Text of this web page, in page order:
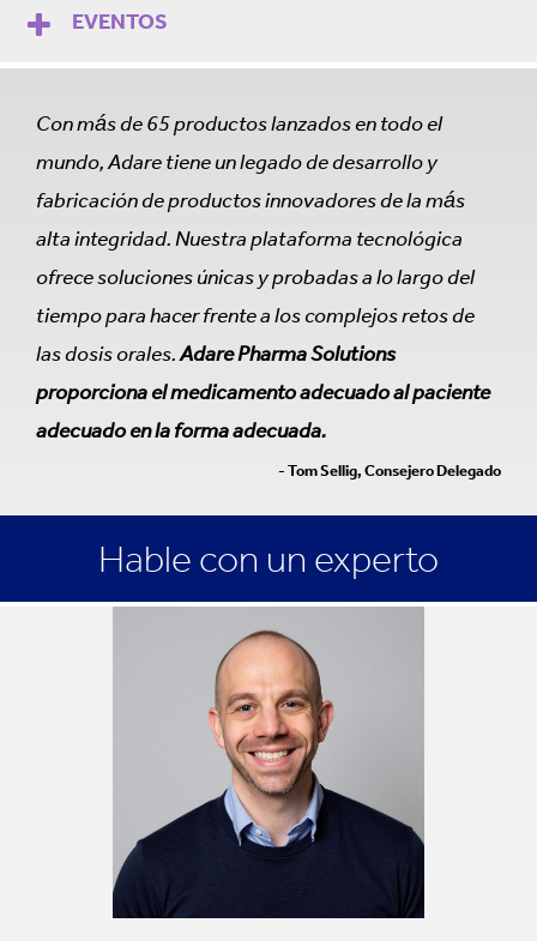
EVENTOS
Con más de 65 productos lanzados en todo el
mundo, Adare tiene un legado de desarrollo y
fabricación de productos innovadores de la más
alta integridad. Nuestra plataforma tecnológica
ofrece soluciones únicas y probadas a lo largo del
tiempo para hacer frente a los complejos retos de
las dosis orales.Adare Pharma Solutions
proporciona el medicamento adecuado al paciente
adecuado en la forma adecuada.
- Tom Sellig, Consejero Delegado
Hable con un experto